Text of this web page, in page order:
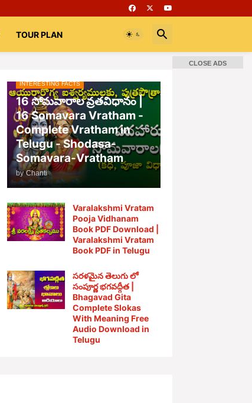
TOUR PLAN
📚 Books Rooms భగవద్గీత
INTERESTING FACTS
16 సోమవారాల వ్రతవిధానం |
16 Somavara Vratham -
Complete Vratham in
Telugu - Shodasa-
Somavara-Vratham
by Chanti
Varalakshmi Vratam
Pooja Vidhanam
Book PDF Download |
Varalakshmi Vratam
Book PDF in Telugu
సరళమైన తెలుగు లో
సంపూర్ణ భగవద్గీత |
Bhagavad Gita
Complete Slokas
With Meaning Free
Audio Download in
Telugu
CLOSE ADS